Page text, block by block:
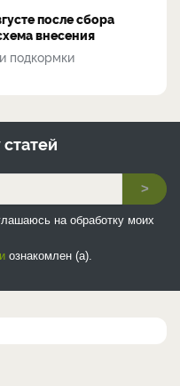
после сбора
внесения
подкормки
>
на обработку моих
ознакомлен (а).